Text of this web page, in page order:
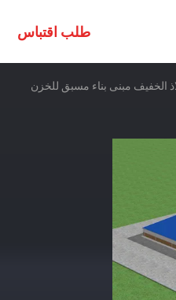
طلب اقتباس
الخفيف مبنى بناء مسبق للخزن